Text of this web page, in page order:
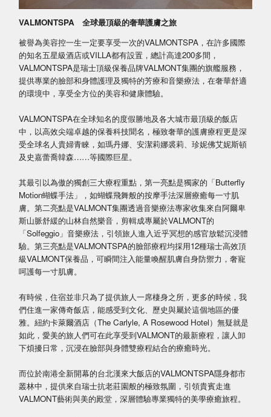
VALMONTSPA 全球最頂級的奢華護膚之旅
被譽為美容控一生一定要享受一次的VALMONTSPA，在許多國際
的知名五星級酒店或VILLA都有設置，總計高達200多間，
VALMONTSPA是瑞士頂級保養品牌VALMONT集團的旗艦服務，
提供專業的臉部和身體護理及獨特的芳療和音樂療法，在奢華舒適
的環境中，享受全方位的美容和健康體驗。
VALMONTSPA在全球知名的度假勝地及各大城市最頂級的飯店
中，以高效尖端卓越的保養科技聞名，極致奢華的護膚療程更是深
受全球名人貴婦青睞，如瑪丹娜、安潔莉娜裘莉、珍妮佛艾妮斯頓
及史嘉蕾喬韓森……等國際巨星。
其最引以為傲的獨創三大療程重點，第一亮點是獨家的「Butterfly
Motion蝴蝶手法」，如蝴蝶飛舞般的按摩手法深層療癒每一寸肌
膚。第二亮點是VALMONT集團透過音樂療法專家收集來自阿爾卑
斯山脈舒緩的山林自然樂音，剪輯成專屬於VALMONT的
「Solfeggio」音樂療法，引領旅人進入近乎冥想的感官放鬆沉浸體
驗。第三亮點是VALMONTSPA的臉部療程均採用12種瑞士高效頂
級VALMONT保養品，可瞬間注入能量喚醒肌膚自身防禦力，奢寵
呵護每一寸肌膚。
有時候，住宿並非只為了提供旅人一席棲身之所，更多的時候，我
們住進一家傳奇飯店，能感受到文化、歷史與屬於這個地區的優
雅。紐約卡萊爾酒店（The Carlyle, A Rosewood Hotel）無疑就是
如此，愛美的旅人們可在此享受到VALMONT的最新療程，讓人卸
下煩擾日常，沉浸在臉部與身體雙療程結合的療癒時光。
而位於南港全新開幕的台北漢來大飯店的VALMONTSPA隱身都市
叢林中，提供來自瑞士抗老莊園般的極致氛圍，引領貴賓走進
VALMONT藝術與美的殿堂，深層體驗專業獨特的美學療癒旅程。